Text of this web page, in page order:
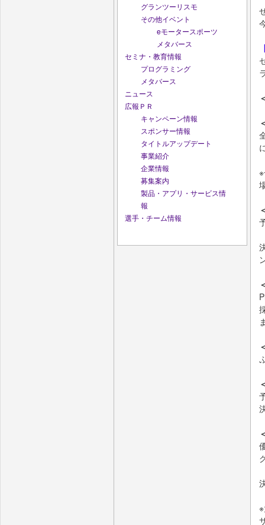
グランツーリスモ
その他イベント
eモータースポーツ
メタバース
セミナ・教育情報
プログラミング
メタバース
ニュース
広報ＰＲ
キャンペーン情報
スポンサー情報
タイトルアップデート
事業紹介
企業情報
募集案内
製品・アプリ・サービス情
報
選手・チーム情報